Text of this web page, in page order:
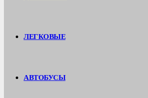
ЛЕГКОВЫЕ
АВТОБУСЫ